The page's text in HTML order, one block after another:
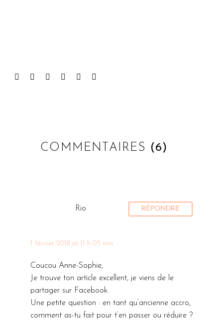
COMMENTAIRES (6)
Rio
1 février 2018 at 11 h 05 min
RÉPONDRE
Coucou Anne-Sophie,
Je trouve ton article excellent, je viens de le
partager sur Facebook.
Une petite question : en tant qu’ancienne accro,
comment as-tu fait pour t’en passer ou réduire ?